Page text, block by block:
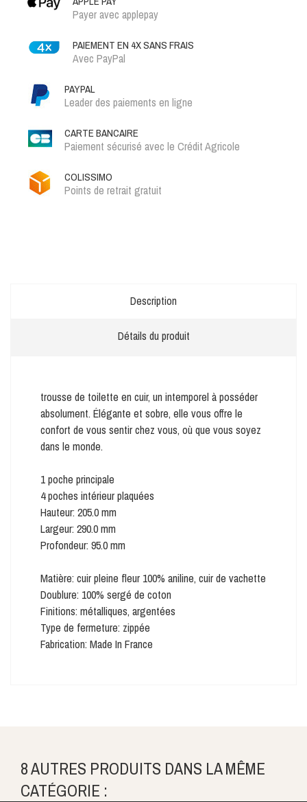
Payer avec applepay
PAIEMENT EN 4X SANS FRAIS
Avec PayPal
PAYPAL
Leader des paiements en ligne
CARTE BANCAIRE
Paiement sécurisé avec le Crédit Agricole
COLISSIMO
Points de retrait gratuit
Description
Détails du produit
trousse de toilette en cuir, un intemporel à posséder
absolument. Élégante et sobre, elle vous offre le
confort de vous sentir chez vous, où que vous soyez
dans le monde.
1 poche principale
4 poches intérieur plaquées
Hauteur: 205.0 mm
Largeur: 290.0 mm
Profondeur: 95.0 mm
Matière: cuir pleine fleur 100% aniline, cuir de vachette
Doublure: 100% sergé de coton
Finitions: métalliques, argentées
Type de fermeture: zippée
Fabrication: Made In France
8 AUTRES PRODUITS DANS LA MÊME
CATÉGORIE :